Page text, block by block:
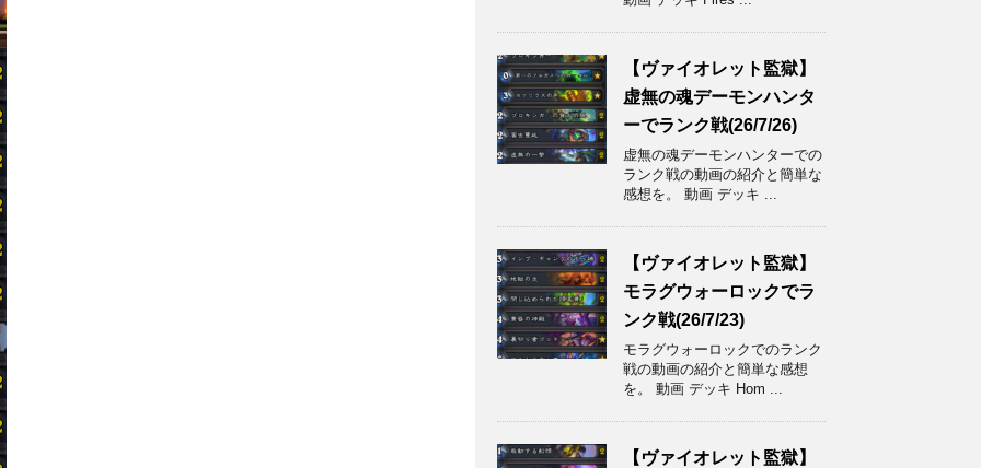
【ヴァイオレット監獄】
虚無の魂デーモンハンタ
ーでランク戦(26/7/26)
虚無の魂デーモンハンターでの
ランク戦の動画の紹介と簡単な
感想を。 動画 デッキ ...
【ヴァイオレット監獄】
モラグウォーロックでラ
ンク戦(26/7/23)
モラグウォーロックでのランク
戦の動画の紹介と簡単な感想
を。 動画 デッキ Hom ...
【ヴァイオレット監獄】